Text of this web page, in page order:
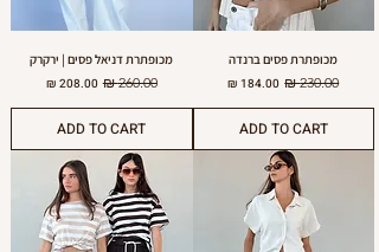
מכופתרת פסים ברנדה
מחיר רגיל‏230.00 ‏₪ מחיר מבצע
ADD TO CART
מכופתרת דניאל פסים | ירקרק
מחיר רגיל‏260.00 ‏₪ מחיר מבצע‏208.00 ‏₪
ADD TO CART